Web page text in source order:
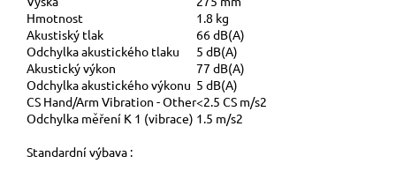
Hmotnost
1.8 kg
Akustiský tlak
66 dB(A)
Odchylka akustického tlaku
5 dB(A)
Akustický výkon
77 dB(A)
Odchylka akustického výkonu 5 dB(A)
CS Hand/Arm Vibration - Other<2.5 CS m/s2
Odchylka měření K 1 (vibrace) 1.5 m/s2
Standardní výbava :